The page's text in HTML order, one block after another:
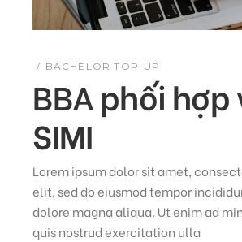
BACHELOR TOP-UP
BBA phối hợp
SIMI
Lorem ipsum dolor sit amet,
elit, sed do eiusmod tempor
dolore magna aliqua. Ut enim ad
quis nostrud exercitation ulla